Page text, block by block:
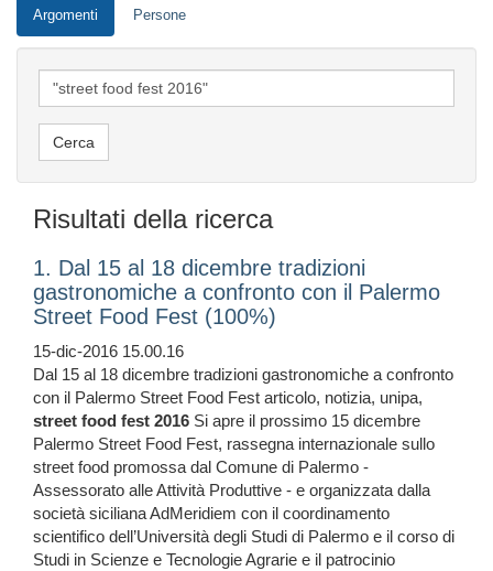
Argomenti Persone
Risultati della ricerca
1. Dal 15 al 18 dicembre tradizioni
gastronomiche a confronto con il Palermo
Street Food Fest (100%)
15-dic-2016 15.00.16
Dal 15 al 18 dicembre tradizioni gastronomiche a confronto
con il Palermo Street Food Fest articolo, notizia, unipa,
street food fest 2016 Si apre il prossimo 15 dicembre
Palermo Street Food Fest, rassegna internazionale sullo
street food promossa dal Comune di Palermo -
Assessorato alle Attività Produttive - e organizzata dalla
società siciliana AdMeridiem con il coordinamento
scientifico dell’Università degli Studi di Palermo e il corso di
Studi in Scienze e Tecnologie Agrarie e il patrocinio